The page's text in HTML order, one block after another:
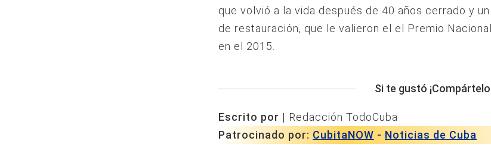
que volvió a la vida después de 40 años cerrado y
de restauración, que le valieron el el Premio
en el 2015.
Si te gustó
Escrito por | Redacción TodoCuba
Patrocinado por: CubitaNOW - Noticias de Cuba